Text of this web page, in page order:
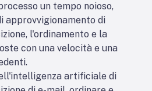
un tempo noioso,
approvvigionamento di
l'ordinamento e la
con una velocità e una
artificiale di